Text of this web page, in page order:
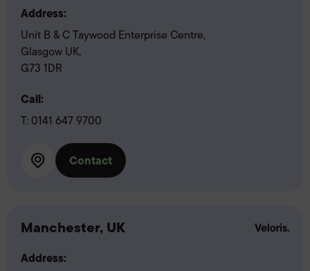
Address:
Unit B & C Taywood Enterprise Centre,
Glasgow UK,
G73 1DR
Call:
T: 0141 647 9700
Contact
Manchester, UK
Address: